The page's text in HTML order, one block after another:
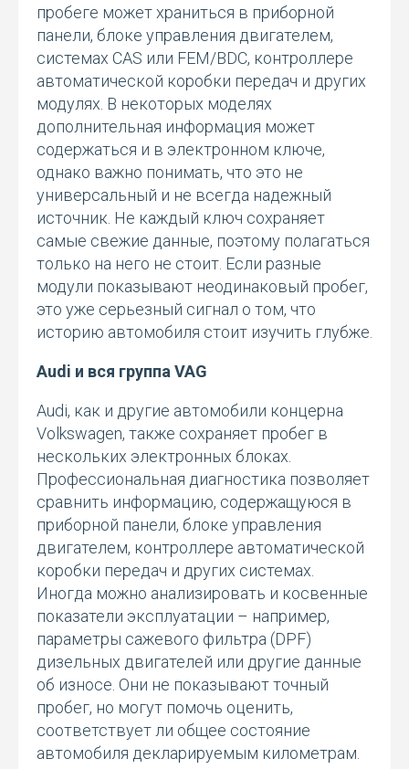
пробеге может храниться в приборной
панели, блоке управления двигателем,
системах CAS или FEM/BDC, контроллере
автоматической коробки передач и других
модулях. В некоторых моделях
дополнительная информация может
содержаться и в электронном ключе,
однако важно понимать, что это не
универсальный и не всегда надежный
источник. Не каждый ключ сохраняет
самые свежие данные, поэтому полагаться
только на него не стоит. Если разные
модули показывают неодинаковый пробег,
это уже серьезный сигнал о том, что
историю автомобиля стоит изучить глубже.
Audi и вся группа VAG
Audi, как и другие автомобили концерна
Volkswagen, также сохраняет пробег в
нескольких электронных блоках.
Профессиональная диагностика позволяет
сравнить информацию, содержащуюся в
приборной панели, блоке управления
двигателем, контроллере автоматической
коробки передач и других системах.
Иногда можно анализировать и косвенные
показатели эксплуатации – например,
параметры сажевого фильтра (DPF)
дизельных двигателей или другие данные
об износе. Они не показывают точный
пробег, но могут помочь оценить,
соответствует ли общее состояние
автомобиля декларируемым километрам.